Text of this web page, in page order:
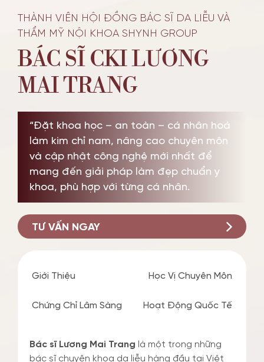
THÀNH VIÊN HỘI ĐỒNG BÁC SĨ DA LIỄU VÀ
THẨM MỸ NỘI KHOA SHYNH GROUP
BÁC SĨ CKI LƯƠNG
MAI TRANG
“Đặt khoa học – an toàn – cá nhân hoá
làm kim chỉ nam, nâng cao chuyên môn
và cập nhật công nghệ mới nhất để
mang đến giải pháp làm đẹp chuẩn y
khoa, phù hợp với từng cá nhân.
TƯ VẤN NGAY
Giới Thiệu Học Vị Chuyên Môn
Chứng Chỉ Lâm Sàng Hoạt Động Quốc Tế
Bác sĩ Lương Mai Trang là một trong những
bác sĩ chuyên khoa da liễu hàng đầu tại Việt